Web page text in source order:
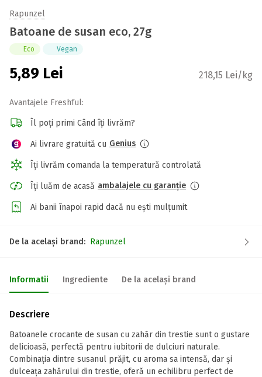
Rapunzel
Batoane de susan eco, 27g
Eco Vegan
5,89 Lei 218,15 Lei/kg
Avantajele Freshful:
Îl poți primi Când îți livrăm?
Ai livrare gratuită cu Genius
Îți livrăm comanda la temperatură controlată
Îți luăm de acasă ambalajele cu garanție
Ai banii înapoi rapid dacă nu ești mulțumit
De la același brand: Rapunzel
Informatii Ingrediente De la același brand
Descriere
Batoanele crocante de susan cu zahăr din trestie sunt o gustare
delicioasă, perfectă pentru iubitorii de dulciuri naturale.
Combinația dintre susanul prăjit, cu aroma sa intensă, dar și
dulceața zahărului din trestie, oferă un echilibru perfect de